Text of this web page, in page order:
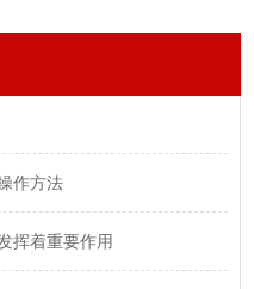
作方法
挥着重要作用